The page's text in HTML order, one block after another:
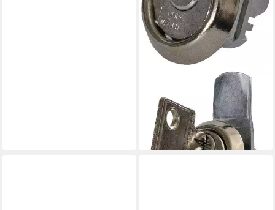
Profilzylinder Burg-Wächter
14111
ab 9,74 €
lieferbar - in 3-4 Werktagen bei dir